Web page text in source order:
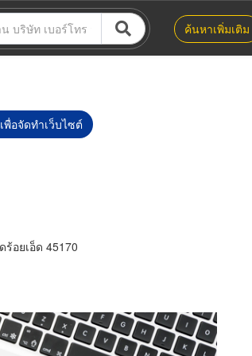
ค้นหาเพิ่มเติม
อจัดทำเว็บไซต์
อยเอ็ด 45170